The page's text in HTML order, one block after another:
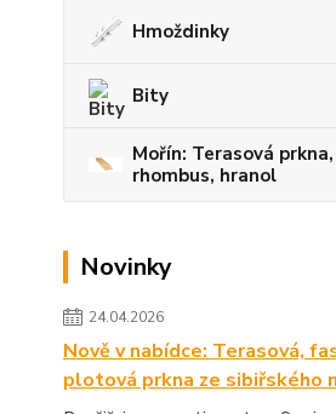
Hmoždinky
Bity
Mořín: Terasová prkna,
rhombus, hranol
Novinky
24.04.2026
Nově v nabídce: Terasová,
plotová prkna ze sibiřského